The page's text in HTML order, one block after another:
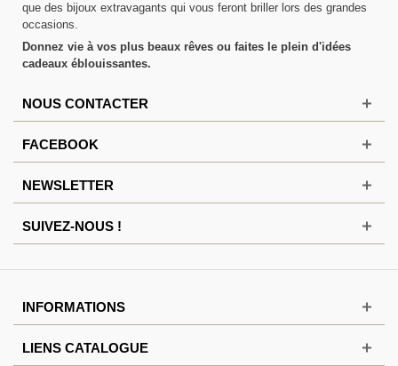
que des bijoux extravagants qui vous feront briller lors des grandes
occasions.
Donnez vie à vos plus beaux rêves ou faites le plein d'idées
cadeaux éblouissantes.
NOUS CONTACTER
FACEBOOK
NEWSLETTER
SUIVEZ-NOUS !
INFORMATIONS
LIENS CATALOGUE